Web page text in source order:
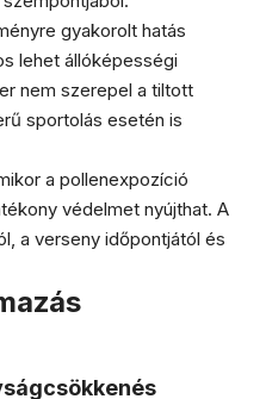
gyakorolt hatás
lehet állóképességi
nem szerepel a tiltott
sportolás esetén is
a pollenexpozíció
védelmet nyújthat. A
a verseny időpontjától és